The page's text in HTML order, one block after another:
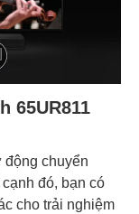
65UR811
động chuyển
đó, bạn có
cho trải nghiệm